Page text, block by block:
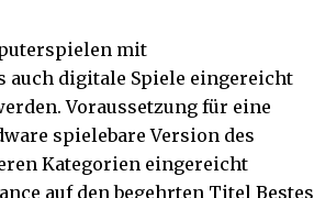
mit
auch digitale Spiele eingereicht
Voraussetzung für eine
spielebare Version des
Kategorien eingereicht
auf den begehrten Titel Bestes